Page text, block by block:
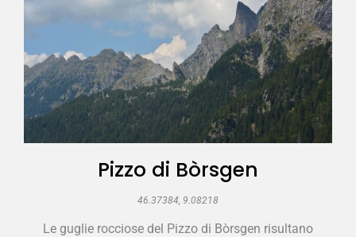
Pizzo di Bòrsgen
46.37384, 9.08218
Le guglie rocciose del Pizzo di Bòrsgen risultano